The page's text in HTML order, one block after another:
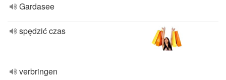
Gardasee
spędzić czas
verbringen